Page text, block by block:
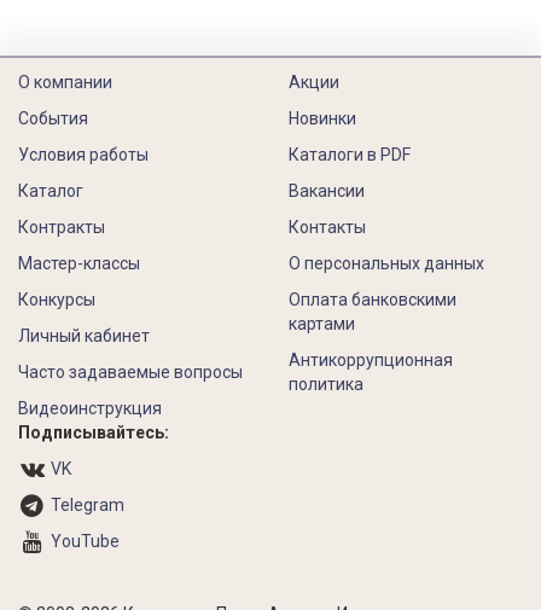
О компании
События
Условия работы
Каталог
Контракты
Акции
Новинки
Каталоги в PDF
Вакансии
Контакты
Мастер-классы
Конкурсы
Личный кабинет
Часто задаваемые вопросы
Видеоинструкция
О персональных данных
Оплата банковскими
картами
Антикоррупционная
политика
Подписывайтесь:
VK
Telegram
YouTube